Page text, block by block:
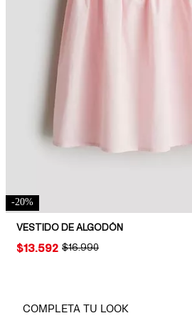
-20%
VESTIDO DE ALGODÓN
ORIGINAL PRICE:
$16.990
PRICE:
$13.592
COMPLETA TU LOOK